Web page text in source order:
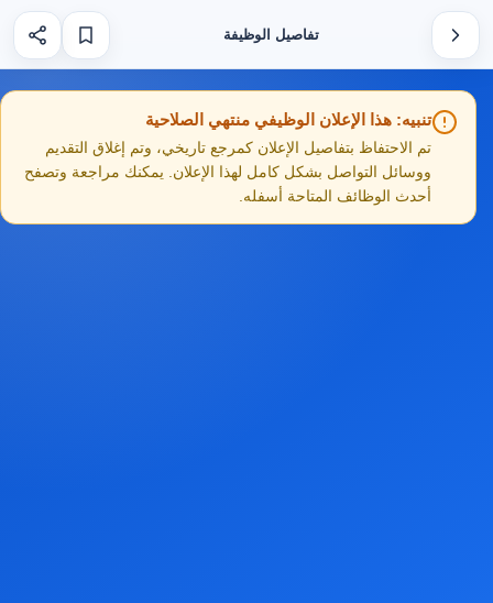
تفاصيل الوظيفة
تنبيه: هذا الإعلان الوظيفي منتهي الصلاحية
تم الاحتفاظ بتفاصيل الإعلان كمرجع تاريخي، وتم إغلاق التقديم
ووسائل التواصل بشكل كامل لهذا الإعلان. يمكنك مراجعة وتصفح
أحدث الوظائف المتاحة أسفله.